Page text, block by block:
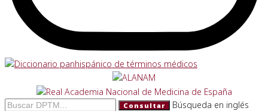
Consultar
Búsqueda en inglés